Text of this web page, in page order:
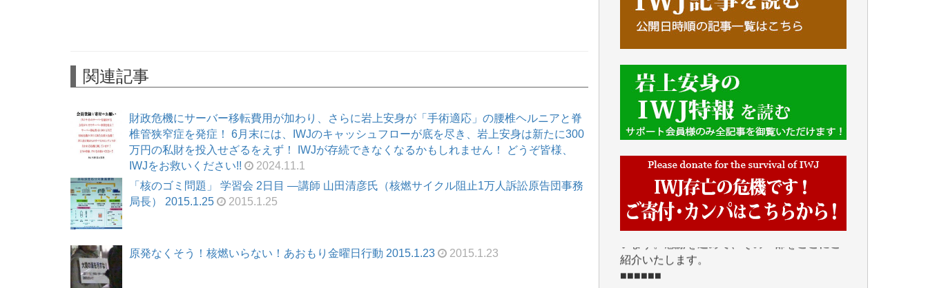
関連記事
財政危機にサーバー移転費用が加わり、さらに岩上安身が「手術適応」の腰椎ヘルニアと脊
椎管狭窄症を発症！ 6月末には、IWJのキャッシュフローが底を尽き、岩上安身は新たに300
万円の私財を投入せざるをえず！ IWJが存続できなくなるかもしれません！ どうぞ皆様、
IWJをお救いください!!
2024.11.1
「核のゴミ問題」 学習会 2日目 ―講師 山田清彦氏（核燃サイクル阻止1万人訴訟原告団事務
局長） 2015.1.25
2015.1.25
原発なくそう！核燃いらない！あおもり金曜日行動 2015.1.23 2015.1.23
■■■■■■
IWJには、ご寄付・カンパをいただいた方々
より、たくさんの応援のメッセージが届いて
います。感謝を込めて、その一部をここにご
紹介いたします。
■2026年7月、ご寄付いただいた皆さま、心よ